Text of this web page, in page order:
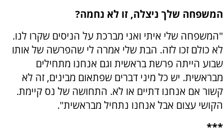
המשפחה שלך ניצלה, זו לא נחמה?
"המשפחה שלי איתי ואני מברכת על הניסים שקרו לנו.
לא כולם זכו לזה. הבת שלי אמרה לי שהפרשה של אותו
שבוע הייתה פרשת בראשית וגם אנחנו מתחילים
מבראשית. יש כל מיני דברים שפתאום מבינים, זה לא
קשור אם אנחנו דתיים או לא. התחושה של נס קיימת.
הקושי עצום אבל אנחנו נתחיל מבראשית".
***